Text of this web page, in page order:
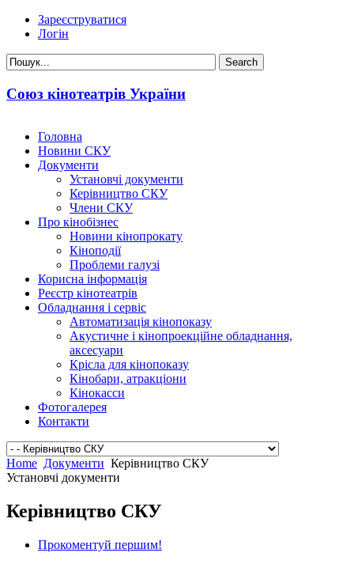
Зареєструватися
Логін
Союз кінотеатрів України
Головна
Новини СКУ
Документи
Установчі документи
Керівництво СКУ
Члени СКУ
Про кінобізнес
Новини кінопрокату
Кіноподії
Проблеми галузі
Корисна інформація
Реєстр кінотеатрів
Обладнання і сервіс
Автоматизація кінопоказу
Акустичне і кінопроекційне обладнання,
аксесуари
Крісла для кінопоказу
Кінобари, атракціони
Кінокасси
Фотогалерея
Контакти
Home Документи Керівництво СКУ
Установчі документи
Керівництво СКУ
Прокоментуй першим!